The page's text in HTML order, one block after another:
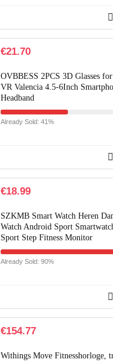
€21.70
OVBBESS 2PCS 3D Glasses
VR Valencia 4.5-6Inch
Headband
Already Sold: 41%
€18.99
SZKMB Smart Watch Heren
Watch Android Sport
Sport Step Fitness Monitor
Already Sold: 90%
€154.77
Withings Move Fitnesshorloge,